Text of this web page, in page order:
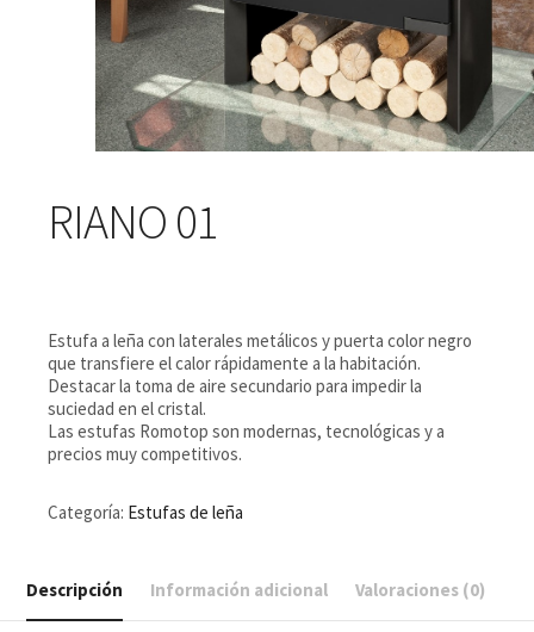
RIANO 01
Estufa a leña con laterales metálicos y puerta color negro
que transfiere el calor rápidamente a la habitación.
Destacar la toma de aire secundario para impedir la
suciedad en el cristal.
Las estufas Romotop son modernas, tecnológicas y a
precios muy competitivos.
Categoría: Estufas de leña
Descripción Información adicional Valoraciones (0)